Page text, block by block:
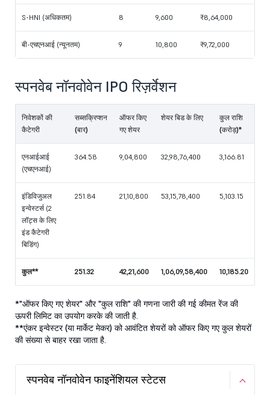
S-HNI (अधिकतम) 8 9,600 ₹8,64,000
बी-एचएनआई (न्यूनतम) 9 10,800 ₹9,72,000
स्पनवेब नॉनवोवेन IPO रिज़र्वेशन
निवेशकों की
कैटेगरी
सब्सक्रिप्शन
(बार)
ऑफर किए
गए शेयर
शेयर बिड के लिए
कुल राशि
(करोड़)*
एनआईआई
(एचएनआई)
364.58 9,04,800 32,98,76,400 3,166.81
इंडिविजुअल
इन्वेस्टर्स (2
लॉट्स के लिए
इंड कैटेगरी
बिडिंग)
251.84 21,10,800 53,15,78,400 5,103.15
कुल** 251.32 42,21,600 1,06,09,58,400 10,185.20
*"ऑफर किए गए शेयर" और "कुल राशि" की गणना जारी की गई कीमत रेंज की
ऊपरी लिमिट का उपयोग करके की जाती है.
**एंकर इन्वेस्टर (या मार्केट मेकर) को आवंटित शेयरों को ऑफर किए गए कुल शेयरों
की संख्या से बाहर रखा जाता है.
स्पनवेब नॉनवोवेन फाइनेंशियल स्टेटस